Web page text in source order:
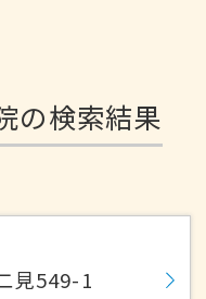
の検索結果
見549-1